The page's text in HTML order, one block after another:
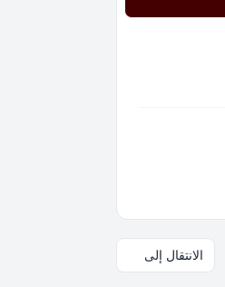
الانتقال إلى